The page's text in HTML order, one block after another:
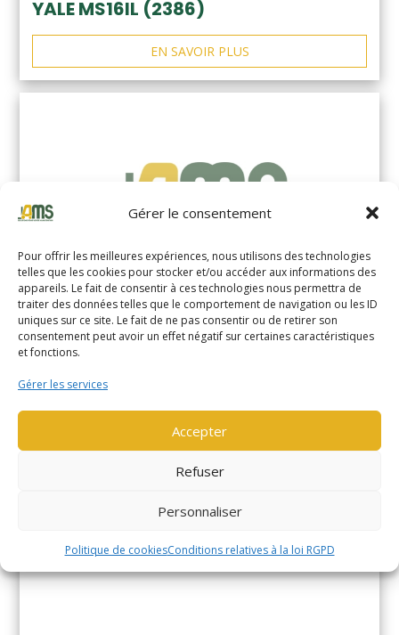
Gérer le consentement
Pour offrir les meilleures expériences, nous utilisons des technologies
telles que les cookies pour stocker et/ou accéder aux informations des
appareils. Le fait de consentir à ces technologies nous permettra de
traiter des données telles que le comportement de navigation ou les ID
uniques sur ce site. Le fait de ne pas consentir ou de retirer son
consentement peut avoir un effet négatif sur certaines caractéristiques
et fonctions.
Gérer les services
Accepter
Refuser
Personnaliser
Politique de cookiesConditions relatives à la loi RGPD
YALE MS16IL (2386)
EN SAVOIR PLUS
YALE MS14XIL (2510)